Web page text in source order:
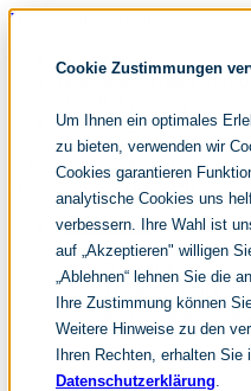
Cookie Zustimmungen
Um Ihnen ein optimales
zu bieten, verwenden wir
Cookies garantieren
analytische Cookies uns
verbessern. Ihre Wahl ist
auf „Akzeptieren" willigen
„Ablehnen“ lehnen Sie die
Ihre Zustimmung können
Weitere Hinweise zu den
Ihren Rechten, erhalten Sie
Datenschutzerklärung.
Navigation überspringen
noventum
IT & Management
People & Culture
Navigation überspringen
Fokusthemen
IT Transformation
Künstliche
Merger und
Effizienz und
IT-Modernisierung
Leistungen